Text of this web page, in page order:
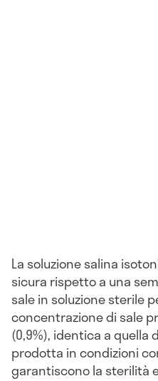
La soluzione salina
sicura rispetto a una
sale in soluzione sterile
concentrazione di sale
(0,9%), identica a quella
prodotta in condizioni
garantiscono la sterilità